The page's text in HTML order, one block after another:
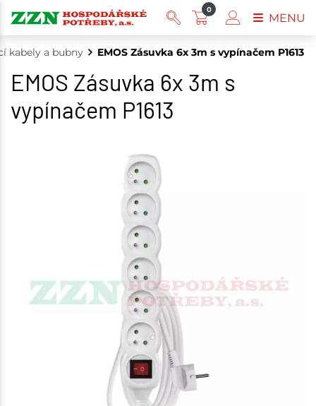
kabely a bubny EMOS Zásuvka 6x 3m s vypínačem P1613
EMOS Zásuvka 6x 3m s
vypínačem P1613
0
MENU